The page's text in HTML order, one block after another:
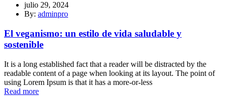
julio 29, 2024
By: adminpro
El veganismo: un estilo de vida saludable y
sostenible
It is a long established fact that a reader will be distracted by the
readable content of a page when looking at its layout. The point of
using Lorem Ipsum is that it has a more-or-less
Read more